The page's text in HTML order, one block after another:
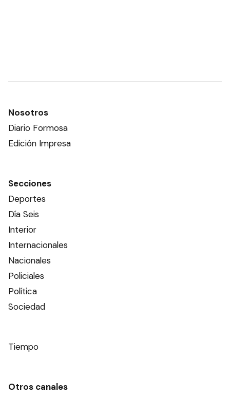
Nosotros
Diario Formosa
Edición Impresa
Secciones
Deportes
Día Seis
Interior
Internacionales
Nacionales
Policiales
Política
Sociedad
Tiempo
Otros canales